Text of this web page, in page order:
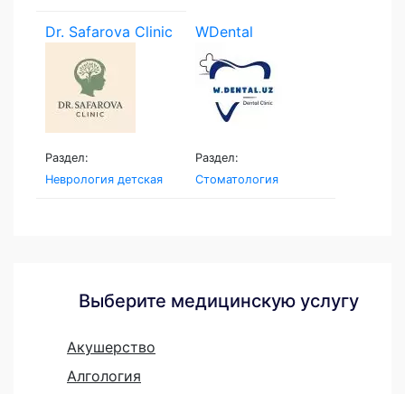
Dr. Safarova Clinic
Раздел:
Неврология детская
WDental
Раздел:
Стоматология
Выберите медицинскую услугу
Акушерство
Алгология